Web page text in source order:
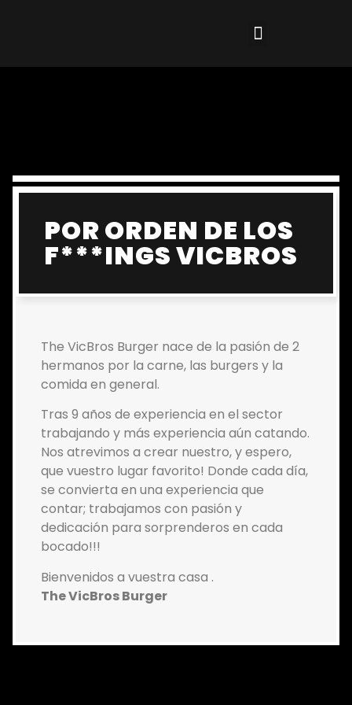
POR ORDEN DE LOS
F***INGS VICBROS
The VicBros Burger nace de la pasión de 2
hermanos por la carne, las burgers y la
comida en general.
Tras 9 años de experiencia en el sector
trabajando y más experiencia aún catando.
Nos atrevimos a crear nuestro, y espero,
que vuestro lugar favorito! Donde cada día,
se convierta en una experiencia que
contar; trabajamos con pasión y
dedicación para sorprenderos en cada
bocado!!!
Bienvenidos a vuestra casa .
The VicBros Burger